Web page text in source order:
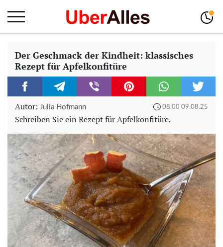
Der Geschmack der Kindheit: klassisches
Rezept für Apfelkonfitüre
Autor: Julia Hofmann 08:00 09.08.25
Schreiben Sie ein Rezept für Apfelkonfitüre.